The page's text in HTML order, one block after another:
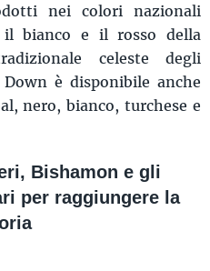
nei colori nazionali
bianco e il rosso della
celeste degli
è disponibile anche
nero, bianco, turchese e
Bishamon e gli
per raggiungere la